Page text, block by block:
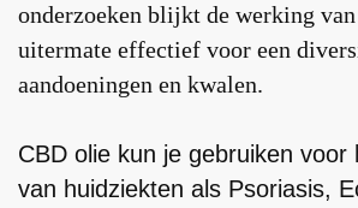
onderzoeken blijkt de werking
uitermate effectief voor een
aandoeningen en kwalen.
CBD olie kun je gebruiken voor
van huidziekten als Psoriasis,